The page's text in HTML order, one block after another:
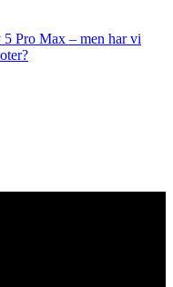
Pro Max – men har vi